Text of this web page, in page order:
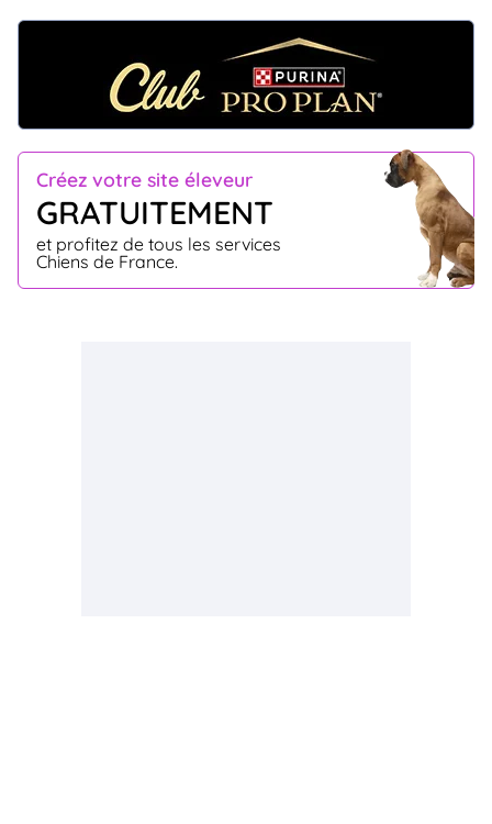
Créez votre site éleveur
GRATUITEMENT
et profitez de tous les services
Chiens de France.